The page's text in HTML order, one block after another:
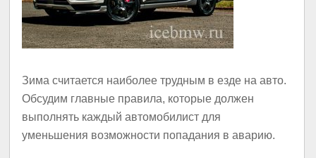
Зима считается наиболее трудным в езде на авто.
Обсудим главные правила, которые должен
выполнять каждый автомобилист для
уменьшения возможности попадания в аварию.